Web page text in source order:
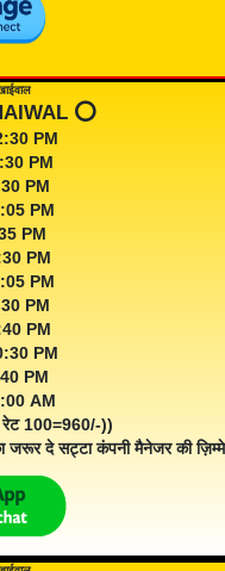
⭕️
PM
PM
PM
PM
PM
PM
PM
PM
PM
PM
PM
AM
100=960/-))
जरूर दे सट्टा कंपनी मैनेजर की